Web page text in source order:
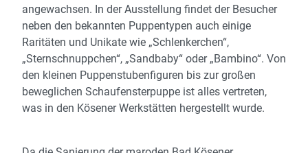
angewachsen. In der Ausstellung findet der Besucher
neben den bekannten Puppentypen auch einige
Raritäten und Unikate wie „Schlenkerchen“,
„Sternschnuppchen“, „Sandbaby“ oder „Bambino“. Von
den kleinen Puppenstubenfiguren bis zur großen
beweglichen Schaufensterpuppe ist alles vertreten,
was in den Kösener Werkstätten hergestellt wurde.